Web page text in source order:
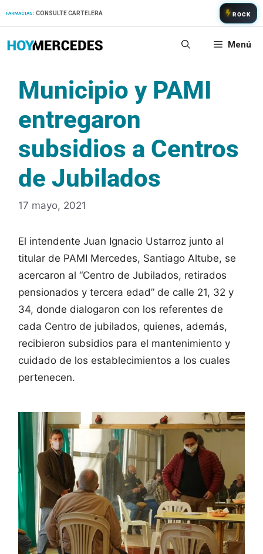
FARMACIAS: CONSULTE CARTELERA ROCK
Menú
Municipio y PAMI
entregaron
subsidios a Centros
de Jubilados
17 mayo, 2021
El intendente Juan Ignacio Ustarroz junto al
titular de PAMI Mercedes, Santiago Altube, se
acercaron al “Centro de Jubilados, retirados
pensionados y tercera edad” de calle 21, 32 y
34, donde dialogaron con los referentes de
cada Centro de jubilados, quienes, además,
recibieron subsidios para el mantenimiento y
cuidado de los establecimientos a los cuales
pertenecen.